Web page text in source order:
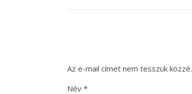
Az e-mail címet nem tesszük közzé.
Név *